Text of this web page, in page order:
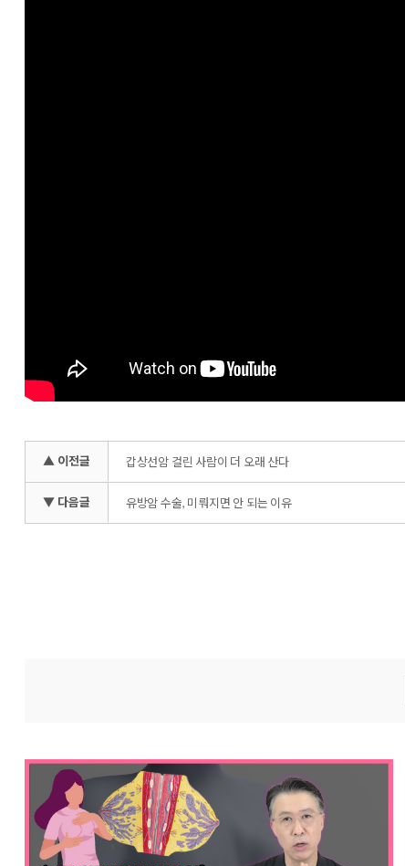
▲ 이전글 갑상선암 걸린 사람이 더 오래 산다
▼ 다음글 유방암 수술, 미뤄지면 안 되는 이유